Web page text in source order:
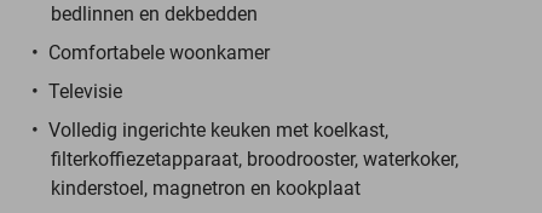
bedlinnen en dekbedden
Comfortabele woonkamer
Televisie
Volledig ingerichte keuken met koelkast,
filterkoffiezetapparaat, broodrooster, waterkoker,
kinderstoel, magnetron en kookplaat